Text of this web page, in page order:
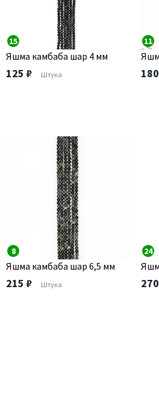
15
Яшма камбаба шар 4 мм
125 ₽ Штука
11
8
Яшма камбаба шар 6,5 мм
215 ₽ Штука
24